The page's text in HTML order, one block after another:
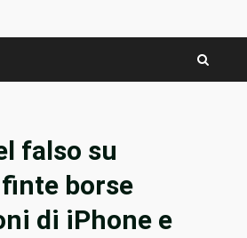
falso su
borse
di iPhone e